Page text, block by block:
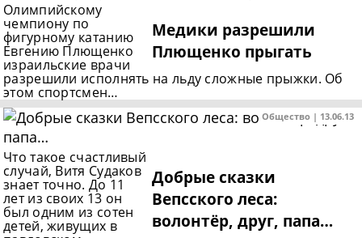
Медики разрешили
Плющенко прыгать
Олимпийскому
чемпиону по
фигурному катанию
Евгению Плющенко
израильские врачи
разрешили исполнять на льду сложные прыжки. Об
этом спортсмен…
Общество | 13.06.13
Добрые сказки
Вепсского леса:
волонтёр, друг, папа…
Что такое счастливый
случай, Витя Судаков
знает точно. До 11
лет из своих 13 он
был одним из сотен
детей, живущих в